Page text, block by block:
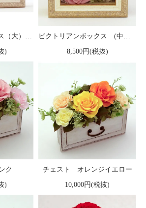
ビクトリアンボックス（大）プリザーブドフラワーフレームアレンジメント キャンディーピンク
)
ビクトリアンボックス (中）プリザーブドフラワーフレームアレンジメント キャンディーピンク
8,500円(税抜)
ク
)
チェスト オレンジイエロー
10,000円(税抜)